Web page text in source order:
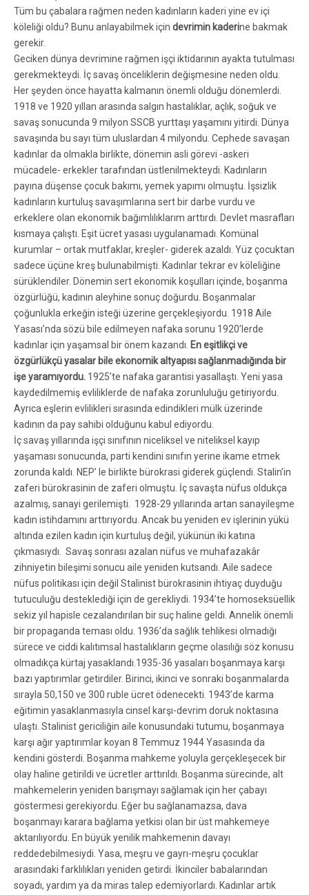
Tüm bu çabalara rağmen neden kadınların kaderi yine ev içi
köleliği oldu? Bunu anlayabilmek için devrimin kaderine bakmak
gerekir.
Geciken dünya devrimine rağmen işçi iktidarının ayakta tutulması
gerekmekteydi. İç savaş önceliklerin değişmesine neden oldu.
Her şeyden önce hayatta kalmanın önemli olduğu dönemlerdi.
1918 ve 1920 yıllan arasında salgın hastalıklar, açlık, soğuk ve
savaş sonucunda 9 milyon SSCB yurttaşı yaşamını yitirdi. Dünya
savaşında bu sayı tüm uluslardan 4 milyondu. Cephede savaşan
kadınlar da olmakla birlikte, dönemin asli görevi -askeri
mücadele- erkekler tarafından üstlenilmekteydi. Kadınların
payına düşense çocuk bakımı, yemek yapımı olmuştu. İşsizlik
kadınların kurtuluş savaşımlarına sert bir darbe vurdu ve
erkeklere olan ekonomik bağımlılıklarım arttırdı. Devlet masrafları
kısmaya çalıştı. Eşit ücret yasası uygulanamadı. Komünal
kurumlar – ortak mutfaklar, kreşler- giderek azaldı. Yüz çocuktan
sadece üçüne kreş bulunabilmişti. Kadınlar tekrar ev köleliğine
sürüklendiler. Dönemin sert ekonomik koşulları içinde, boşanma
özgürlüğü, kadının aleyhine sonuç doğurdu. Boşanmalar
çoğunlukla erkeğin isteği üzerine gerçekleşiyordu. 1918 Aile
Yasası’nda sözü bile edilmeyen nafaka sorunu 1920’lerde
kadınlar için yaşamsal bir önem kazandı. En eşitlikçi ve
özgürlükçü yasalar bile ekonomik altyapısı sağlanmadığında bir
işe yaramıyordu. 1925’te nafaka garantisi yasallaştı. Yeni yasa
kaydedilmemiş evliliklerde de nafaka zorunluluğu getiriyordu.
Ayrıca eşlerin evlilikleri sırasında edindikleri mülk üzerinde
kadının da pay sahibi olduğunu kabul ediyordu.
İç savaş yıllarında işçi sınıfının niceliksel ve niteliksel kayıp
yaşaması sonucunda, parti kendini sınıfın yerine ikame etmek
zorunda kaldı. NEP’ le birlikte bürokrasi giderek güçlendi. Stalin’in
zaferi bürokrasinin de zaferi olmuştu. İç savaşta nüfus oldukça
azalmış, sanayi gerilemişti. 1928-29 yıllarında artan sanayileşme
kadın istihdamını arttırıyordu. Ancak bu yeniden ev işlerinin yükü
altında ezilen kadın için kurtuluş değil, yükünün iki katına
çıkmasıydı. Savaş sonrası azalan nüfus ve muhafazakâr
zihniyetin bileşimi sonucu aile yeniden kutsandı. Aile sadece
nüfus politikası için değil Stalinist bürokrasinin ihtiyaç duyduğu
tutuculuğu desteklediği için de gerekliydi. 1934’te homoseksüellik
sekiz yıl hapisle cezalandırılan bir suç haline geldi. Annelik önemli
bir propaganda teması oldu. 1936’da sağlık tehlikesi olmadığı
sürece ve ciddi kalıtımsal hastalıkların geçme olasılığı söz konusu
olmadıkça kürtaj yasaklandı.1935-36 yasaları boşanmaya karşı
bazı yaptırımlar getirdiler. Birinci, ikinci ve sonraki boşanmalarda
sırayla 50,150 ve 300 ruble ücret ödenecekti. 1943’de karma
eğitimin yasaklanmasıyla cinsel karşı-devrim doruk noktasına
ulaştı. Stalinist gericiliğin aile konusundaki tutumu, boşanmaya
karşı ağır yaptırımlar koyan 8 Temmuz 1944 Yasasında da
kendini gösterdi. Boşanma mahkeme yoluyla gerçekleşecek bir
olay haline getirildi ve ücretler arttırıldı. Boşanma sürecinde, alt
mahkemelerin yeniden barışmayı sağlamak için her çabayı
göstermesi gerekiyordu. Eğer bu sağlanamazsa, dava
boşanmayı karara bağlama yetkisi olan bir üst mahkemeye
aktarılıyordu. En büyük yenilik mahkemenin davayı
reddedebilmesiydi. Yasa, meşru ve gayrı-meşru çocuklar
arasındaki farklılıkları yeniden getirdi. İkinciler babalarından
soyadı, yardım ya da miras talep edemiyorlardı. Kadınlar artık